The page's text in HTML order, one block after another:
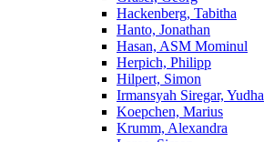
Hackenberg, Tabitha
Hanto, Jonathan
Hasan, ASM Mominul
Herpich, Philipp
Hilpert, Simon
Irmansyah Siregar, Yudha
Koepchen, Marius
Krumm, Alexandra